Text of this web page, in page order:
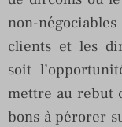
non-
clients et les
soit
mettre au rebut
bons à pérorer